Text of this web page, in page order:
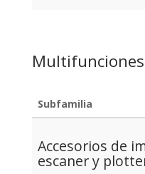
Subfamilia
Accesorios de
escaner y